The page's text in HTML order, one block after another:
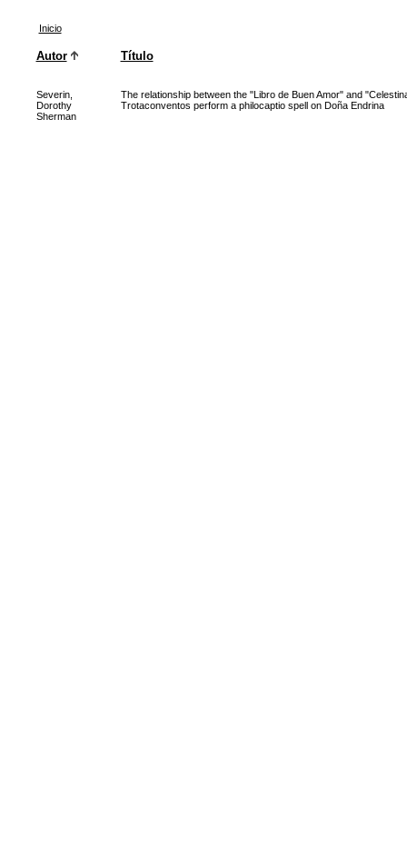
Inicio
Autor Título
Severin,
Dorothy
Sherman
The relationship between the "Libro de Buen Amor" and
Trotaconventos perform a philocaptio spell on Doña Endrina